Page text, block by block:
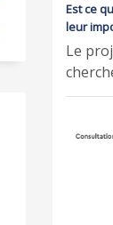
Est ce
leur
Le